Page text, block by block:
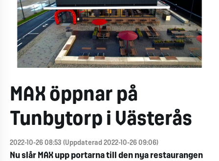
MAX öppnar på
Tunbytorp i Västerås
2022-10-26 08:53 (Uppdaterad 2022-10-26 09:06)
Nu slår MAX upp portarna till den nya restaurangen